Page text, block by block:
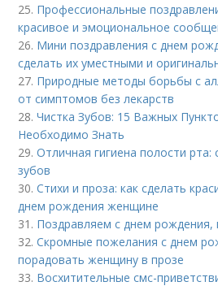
25. Профессиональные
красивое и эмоциональное
26. Мини поздравления с днем
сделать их уместными и
27. Природные методы борьбы с
от симптомов без лекарств
28.Чистка Зубов: 15 Важных
Необходимо Знать
29.Отличная гигиена полости рта:
зубов
30.Стихи и проза: как сделать
днем рождения женщине
31. Поздравляем с днем рождения,
32.Скромные пожелания с днем
порадовать женщину в прозе
33. Восхитительные смс-